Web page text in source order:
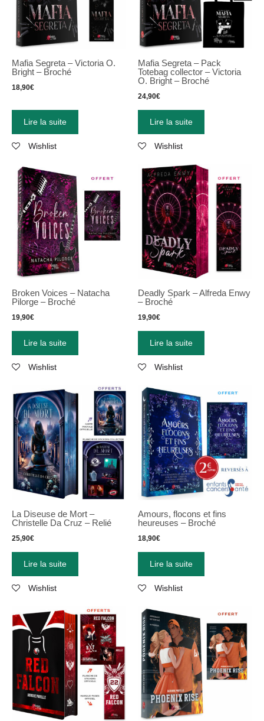
Mafia Segreta – Victoria O.
Bright – Broché
18,90€
Lire la suite
Wishlist
Mafia Segreta – Pack
Totebag collector – Victoria
O. Bright – Broché
24,90€
Lire la suite
Wishlist
Broken Voices – Natacha
Pilorge – Broché
19,90€
Lire la suite
Wishlist
Deadly Spark – Alfreda Enwy
– Broché
19,90€
Lire la suite
Wishlist
La Diseuse de Mort –
Christelle Da Cruz – Relié
25,90€
Lire la suite
Wishlist
Amours, flocons et fins
heureuses – Broché
18,90€
Lire la suite
Wishlist